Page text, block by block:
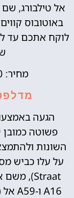
אל טילבורג,
לוקח אתכם עד
מחיר: 70 שקלים לאדם בממוצע
הגעה
פשוטה כמובן
השונות